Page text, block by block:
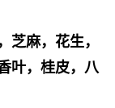
芝麻，花生，
叶，桂皮，八